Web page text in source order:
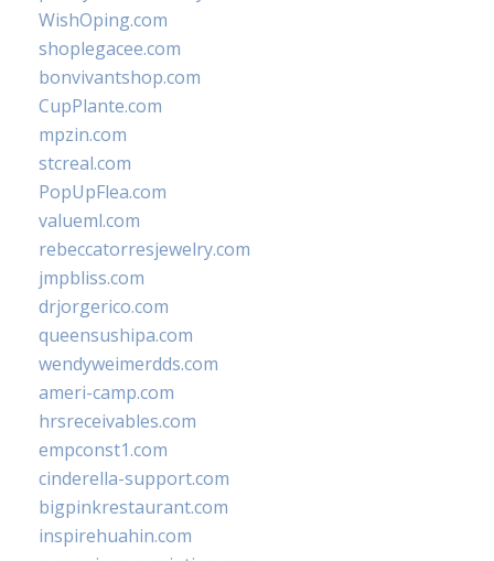
WishOping.com
shoplegacee.com
bonvivantshop.com
CupPlante.com
mpzin.com
stcreal.com
PopUpFlea.com
valueml.com
rebeccatorresjewelry.com
jmpbliss.com
drjorgerico.com
queensushipa.com
wendyweimerdds.com
ameri-camp.com
hrsreceivables.com
empconst1.com
cinderella-support.com
bigpinkrestaurant.com
inspirehuahin.com